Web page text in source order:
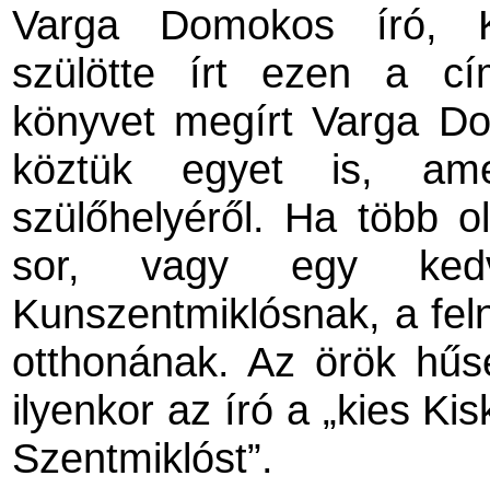
Varga Domokos író,
szülötte írt ezen a
könyvet megírt Varga
köztük egyet is,
szülőhelyéről. Ha több
sor, vagy egy
Kunszentmiklósnak, a
otthonának. Az örök
ilyenkor az író a „kies
Szentmiklóst”.